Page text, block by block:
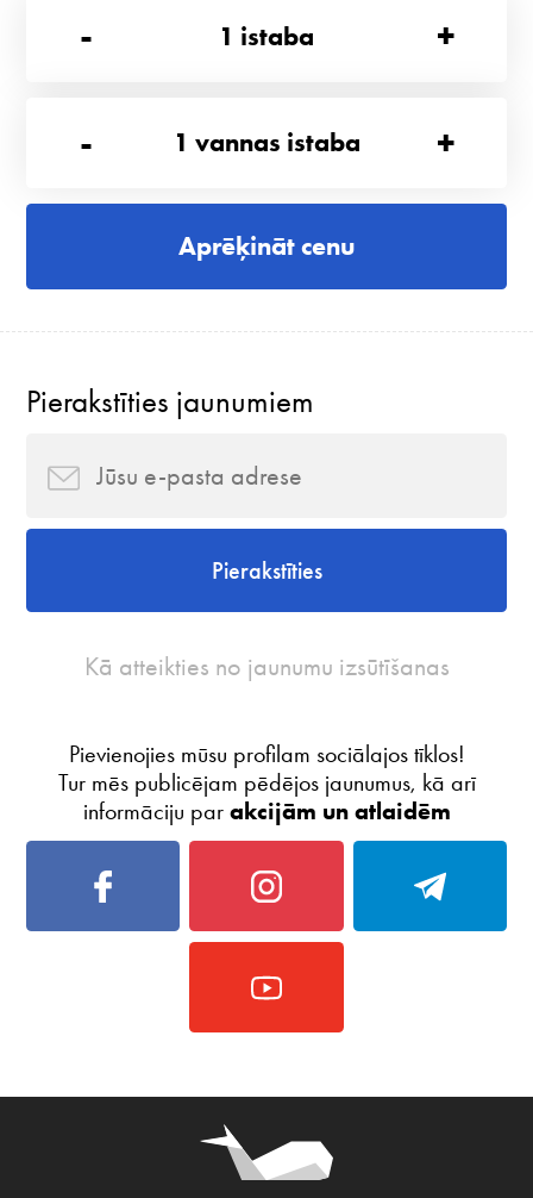
-
1 istaba +
- 1 vannas istaba +
Aprēķināt cenu
Pierakstīties jaunumiem
Pierakstīties
Kā atteikties no jaunumu izsūtīšanas
Pievienojies mūsu profilam sociālajos tīklos!
Tur mēs publicējam pēdējos jaunumus, kā arī
informāciju par akcijām un atlaidēm